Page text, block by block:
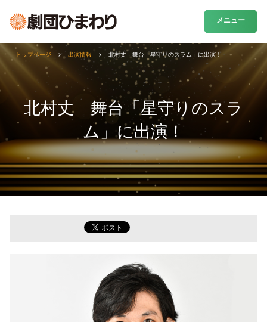
メニュー
北村丈 舞台「星守りのスラ
ム」に出演！
トップページ 出演情報 北村丈 舞台「星守りのスラム」に出演！